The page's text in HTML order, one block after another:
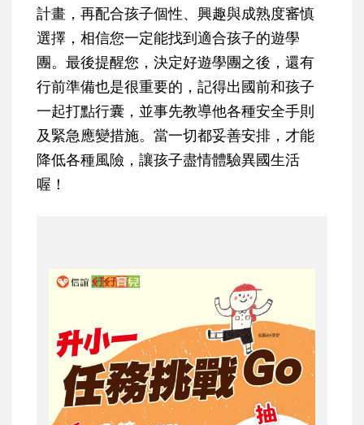
計畫，再配合孩子個性、興趣與成熟度審慎
選擇，相信您一定能找到適合孩子的遊學
團。最後提醒您，決定好遊學團之後，還有
行前準備也是很重要的，記得出國前和孩子
一起打點行囊，並事先教導他各種安全手則
及緊急應變措施。當一切都妥善安排，才能
降低各種風險，讓孩子盡情體驗異國生活
喔！